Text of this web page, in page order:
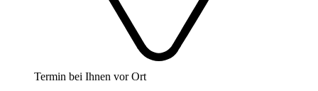
Termin bei Ihnen vor Ort